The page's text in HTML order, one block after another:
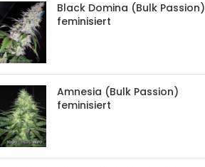
Black Domina (Bulk Passion)
feminisiert
Amnesia (Bulk Passion)
feminisiert